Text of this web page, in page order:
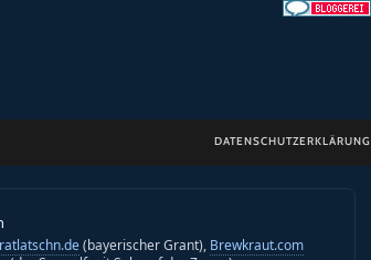
DATENSCHUTZERKLÄRUNG
(bayerischer Grant), Brewkraut.com